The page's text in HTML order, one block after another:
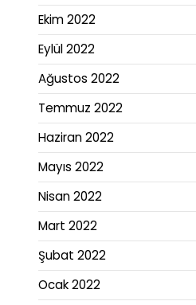
Ekim 2022
Eylül 2022
Ağustos 2022
Temmuz 2022
Haziran 2022
Mayıs 2022
Nisan 2022
Mart 2022
Şubat 2022
Ocak 2022